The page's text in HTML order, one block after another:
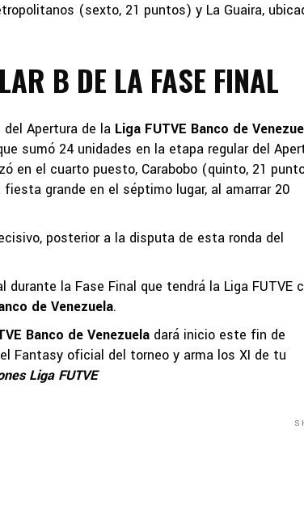
(sexto, 21 puntos) y La Guaira,
B DE LA FASE FINAL
Apertura de la Liga FUTVE Banco de
sumó 24 unidades en la etapa regular del
en el cuarto puesto, Carabobo (quinto, 21
grande en el séptimo lugar, al amarrar 20
posterior a la disputa de esta ronda del
la Fase Final que tendrá la Liga FUTVE
de Venezuela.
Banco de Venezuela dará inicio este fin de
Fantasy oficial del torneo y arma los XI de tu
Liga FUTVE